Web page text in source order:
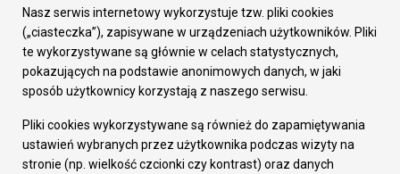
Załatw sprawę
Prezydent Miasta
Rada Miasta
Wydziały
Elektroniczna Skrzynka Podawcza
Gospodarka
Fundusze europejskie
Środki krajowe
Nasz serwis internetowy wykorzystuje tzw. pliki cookies
(„ciasteczka”), zapisywane w urządzeniach użytkowników. Pliki
te wykorzystywane są głównie w celach statystycznych,
pokazujących na podstawie anonimowych danych, w jaki
sposób użytkownicy korzystają z naszego serwisu.
Pliki cookies wykorzystywane są również do zapamiętywania
ustawień wybranych przez użytkownika podczas wizyty na
stronie (np. wielkość czcionki czy kontrast) oraz danych